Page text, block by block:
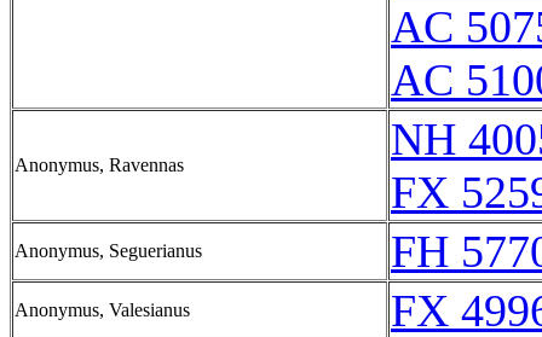
AC
AC
Anonymus, Ravennas
NH
FX
Anonymus, Seguerianus FH
Anonymus, Valesianus FX